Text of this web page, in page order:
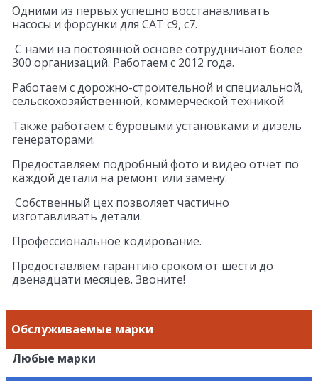
Одними из первых успешно восстанавливать
насосы и форсунки для САТ c9, c7.
С нами на постоянной основе сотрудничают более
300 организаций. Работаем с 2012 года.
Работаем с дорожно-строительной и специальной,
сельскохозяйственной, коммерческой техникой
Также работаем с буровыми установками и дизель
генераторами.
Предоставляем подробный фото и видео отчет по
каждой детали на ремонт или замену.
Собственный цех позволяет частично
изготавливать детали.
Профессиональное кодирование.
Предоставляем гарантию сроком от шести до
двенадцати месяцев. Звоните!
Обслуживаемые марки
Любые марки